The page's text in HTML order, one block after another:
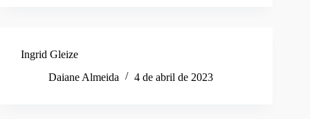
Ingrid Gleize
Daiane Almeida
4 de abril de 2023